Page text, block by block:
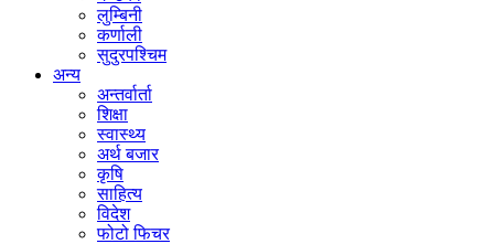
लुम्बिनी
कर्णाली
सुदुरपश्चिम
अन्य
अन्तर्वार्ता
शिक्षा
स्वास्थ्य
अर्थ बजार
कृषि
साहित्य
विदेश
फोटो फिचर